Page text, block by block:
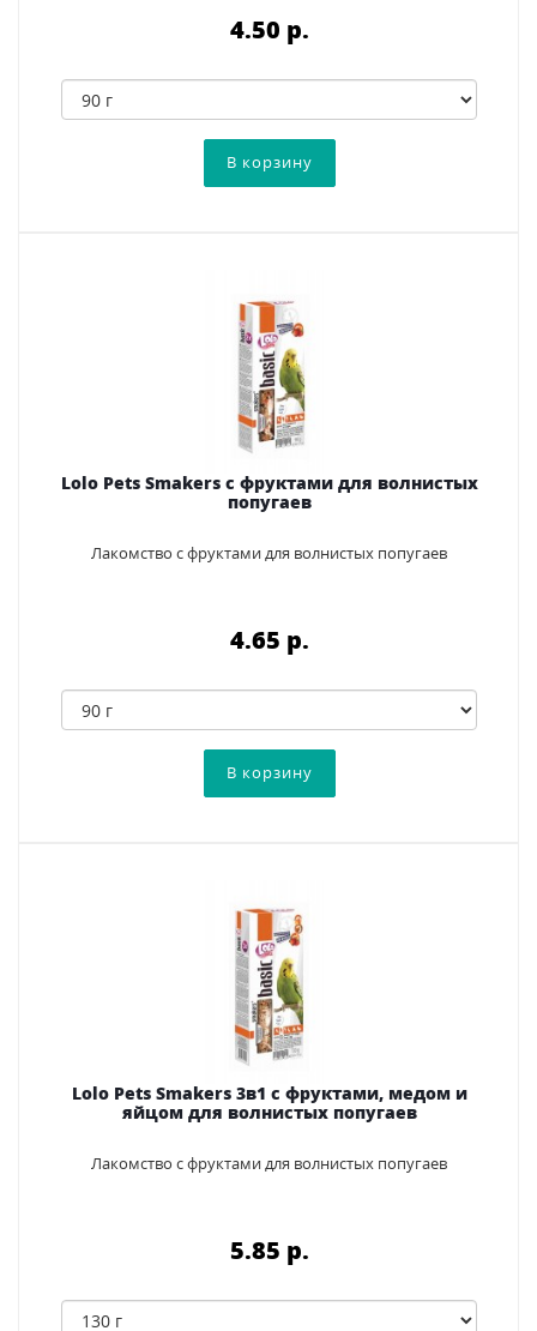
4.50 p.
Lolo Pets Smakers с фруктами для волнистых
попугаев
Лакомство с фруктами для волнистых попугаев
4.65 p.
Lolo Pets Smakers 3в1 с фруктами, медом и
яйцом для волнистых попугаев
Лакомство с фруктами для волнистых попугаев
5.85 p.